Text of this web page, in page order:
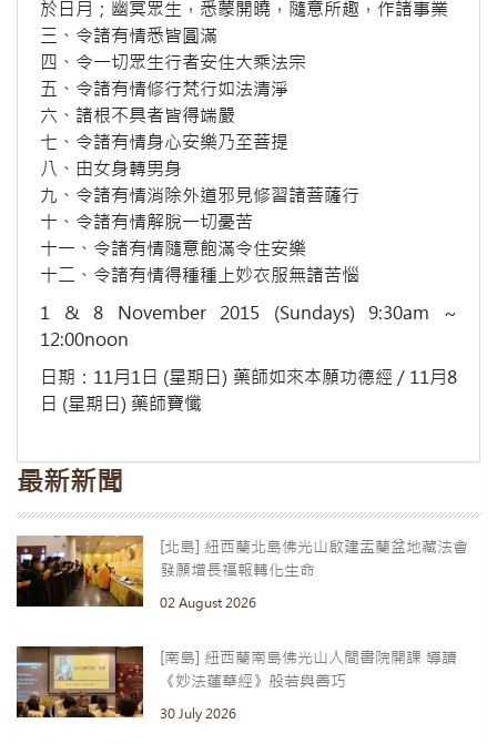
於日月；幽冥眾生，悉蒙開曉，隨意所趣，作諸事業
三、令諸有情悉皆圓滿
四、令一切眾生行者安住大乘法宗
五、令諸有情修行梵行如法清淨
六、諸根不具者皆得端嚴
七、令諸有情身心安樂乃至菩提
八、由女身轉男身
九、令諸有情消除外道邪見修習諸菩薩行
十、令諸有情解脫一切憂苦
十一、令諸有情隨意飽滿令住安樂
十二、令諸有情得種種上妙衣服無諸苦惱
1 & 8 November 2015 (Sundays) 9:30am ~
12:00noon
日期：11月1日 (星期日) 藥師如來本願功德經 / 11月8
日 (星期日) 藥師寶懺
最新新聞
[北島] 紐西蘭北島佛光山啟建盂蘭盆地藏法會
發願增長福報轉化生命
02 August 2026
[南島] 紐西蘭南島佛光山人間書院開課 導讀
《妙法蓮華經》般若與善巧
30 July 2026